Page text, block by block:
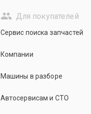
Для покупателей
Сервис поиска запчастей
Компании
Машины в разборе
Автосервисам и СТО